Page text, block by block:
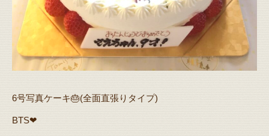
6号写真ケーキ🎂(全面直張りタイプ)
BTS❤